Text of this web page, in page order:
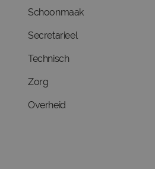
Schoonmaak
Secretarieel
Technisch
Zorg
Overheid